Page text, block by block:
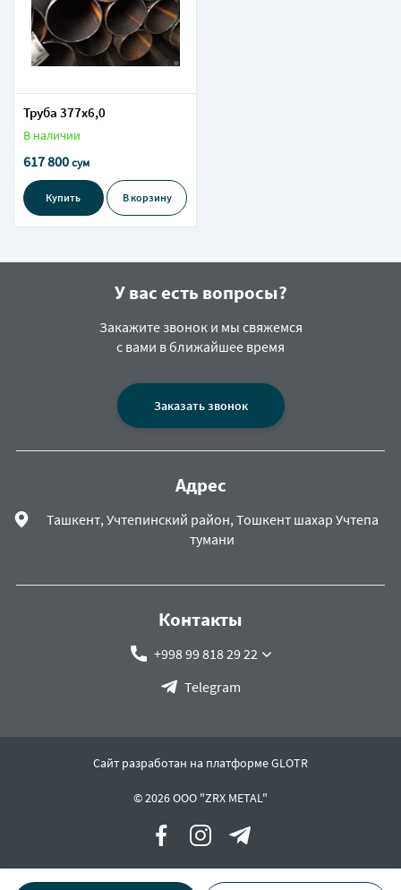
Труба 377х6,0
В наличии
617 800сум
Купить В корзину
У вас есть вопросы?
Закажите звонок и мы свяжемся
с вами в ближайшее время
Заказать звонок
Адрес
Ташкент, Учтепинский район, Тошкент шахар Учтепа
тумани
Контакты
+998 99 818 29 22
Telegram
Сайт разработан на платформе GLOTR
© 2026 OOO "ZRX METAL"